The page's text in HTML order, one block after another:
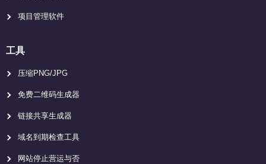
项目管理软件
工具
压缩PNG/JPG
免费二维码生成器
链接共享生成器
域名到期检查工具
网站停止营运与否